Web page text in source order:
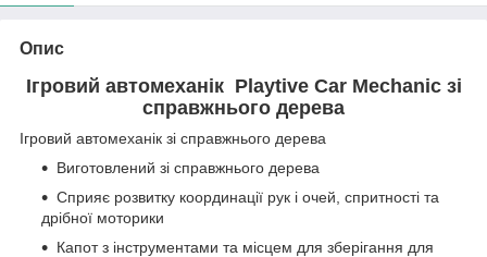
Опис
Ігровий автомеханік Playtive Car Mechanic зі
справжнього дерева
Ігровий автомеханік зі справжнього дерева
Виготовлений зі справжнього дерева
Сприяє розвитку координації рук і очей, спритності та
дрібної моторики
Капот з інструментами та місцем для зберігання для